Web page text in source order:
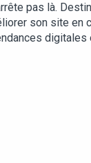
pas là.
son site en
digitales